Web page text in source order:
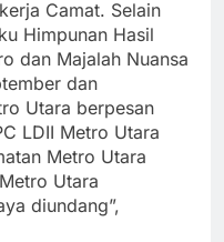
Camat. Selain
Himpunan Hasil
dan Majalah Nuansa
dan
Utara berpesan
LDII Metro Utara
Metro Utara
Utara
diundang”,